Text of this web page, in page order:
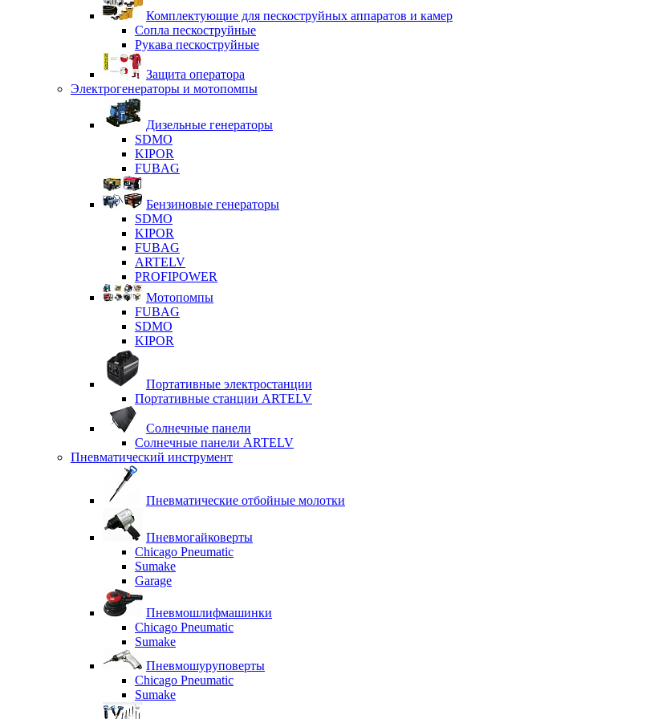
Комплектующие для пескоструйных аппаратов и камер
Сопла пескоструйные
Рукава пескоструйные
Защита оператора
Электрогенераторы и мотопомпы
Дизельные генераторы
SDMO
KIPOR
FUBAG
Бензиновые генераторы
SDMO
KIPOR
FUBAG
ARTELV
PROFIPOWER
Мотопомпы
FUBAG
SDMO
KIPOR
Портативные электростанции
Портативные станции ARTELV
Солнечные панели
Солнечные панели ARTELV
Пневматический инструмент
Пневматические отбойные молотки
Пневмогайковерты
Chicago Pneumatic
Sumake
Garage
Пневмошлифмашинки
Chicago Pneumatic
Sumake
Пневмошуруповерты
Chicago Pneumatic
Sumake